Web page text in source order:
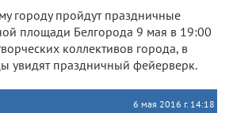
городу пройдут праздничные
площади Белгорода 9 мая в 19:00
коллективов города, в
увидят праздничный фейерверк.
6 мая 2016 г. 14:18